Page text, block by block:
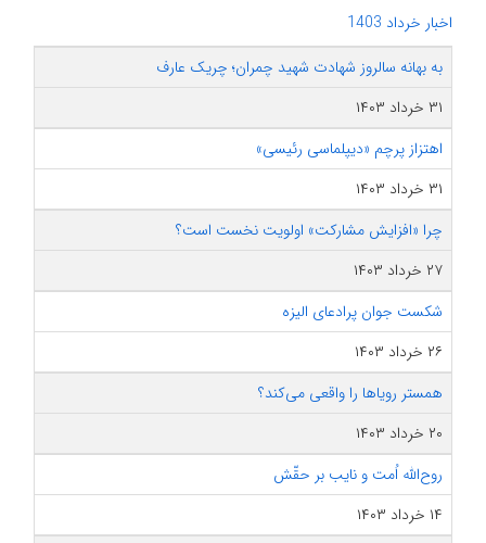
اخبار خرداد 1403
به بهانه سالروز شهادت شهید چمران؛ چریک عارف
۳۱ خرداد ۱۴۰۳
اهتزاز پرچم «دیپلماسی رئیسی»
۳۱ خرداد ۱۴۰۳
چرا «افزایش مشارکت» اولویت نخست است؟
۲۷ خرداد ۱۴۰۳
شکست جوان پرادعای الیزه
۲۶ خرداد ۱۴۰۳
همستر رویاها را واقعی می‌کند؟
۲۰ خرداد ۱۴۰۳
روح‌الله اُمت و نایب بر حقّش
۱۴ خرداد ۱۴۰۳